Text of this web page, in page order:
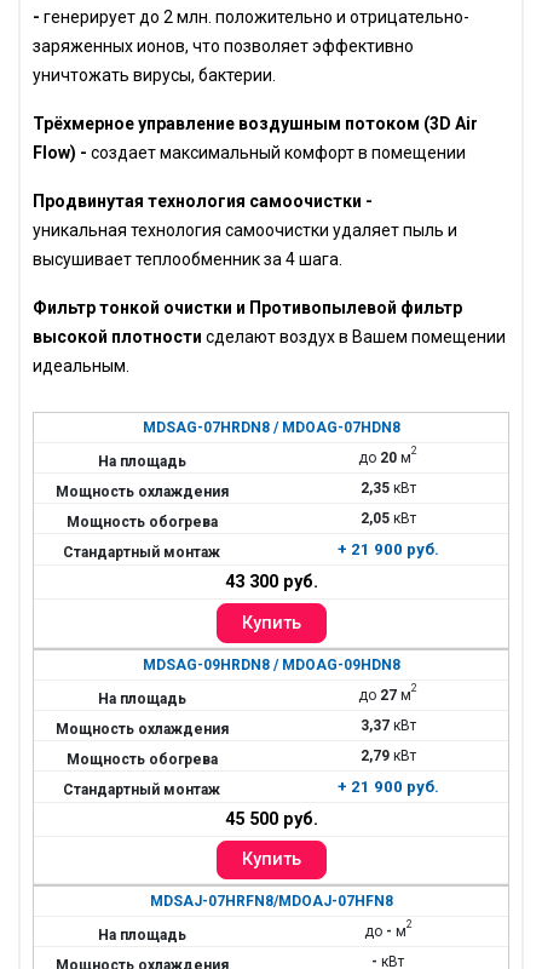
- генерирует до 2 млн. положительно и отрицательно-
заряженных ионов, что позволяет эффективно
уничтожать вирусы, бактерии.
Трёхмерное управление воздушным потоком (3D Air
Flow) - создает максимальный комфорт в помещении
Продвинутая технология самоочистки -
уникальная технология самоочистки удаляет пыль и
высушивает теплообменник за 4 шага.
Фильтр тонкой очистки и Противопылевой фильтр
высокой плотности сделают воздух в Вашем помещении
идеальным.
MDSAG-07HRDN8 / MDOAG-07HDN8
до 20 м2
2,35кВт
2,05кВт
+ 21 900 руб.
43 300 руб.
MDSAG-09HRDN8 / MDOAG-09HDN8
до 27 м2
3,37кВт
2,79кВт
+ 21 900 руб.
45 500 руб.
MDSAJ-07HRFN8/MDOAJ-07HFN8
до - м2
- кВт